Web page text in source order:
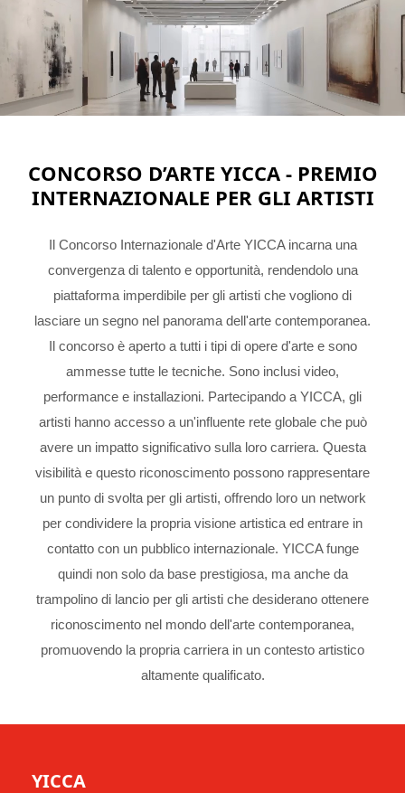
CONCORSO D’ARTE YICCA - PREMIO
INTERNAZIONALE PER GLI ARTISTI
Il Concorso Internazionale d'Arte YICCA incarna una
convergenza di talento e opportunità, rendendolo una
piattaforma imperdibile per gli artisti che vogliono di
lasciare un segno nel panorama dell'arte contemporanea.
Il concorso è aperto a tutti i tipi di opere d'arte e sono
ammesse tutte le tecniche. Sono inclusi video,
performance e installazioni. Partecipando a YICCA, gli
artisti hanno accesso a un'influente rete globale che può
avere un impatto significativo sulla loro carriera. Questa
visibilità e questo riconoscimento possono rappresentare
un punto di svolta per gli artisti, offrendo loro un network
per condividere la propria visione artistica ed entrare in
contatto con un pubblico internazionale. YICCA funge
quindi non solo da base prestigiosa, ma anche da
trampolino di lancio per gli artisti che desiderano ottenere
riconoscimento nel mondo dell'arte contemporanea,
promuovendo la propria carriera in un contesto artistico
altamente qualificato.
YICCA